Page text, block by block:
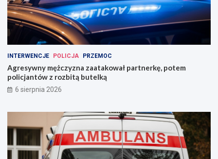
INTERWENCJE POLICJA PRZEMOC
Agresywny mężczyzna zaatakował partnerkę, potem
policjantów z rozbitą butelką
6 sierpnia 2026